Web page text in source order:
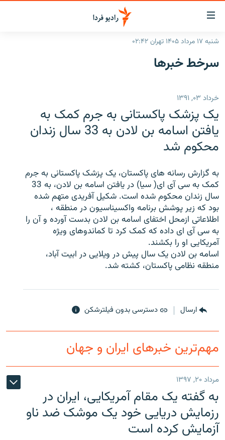
لینک‌های
قابلیت
دسترسی
بازگشت
اصلی
رفتن
صفحه
جستجو
ایران
رادیو
انتخاب کنید و بشنوید
برنامه‌های رادیویی
پادکست
چندرسانه‌ای
گزارش‌های ویدئویی
English
به ما بپیوندید
شنبه ۱۷ مرداد ۱۴۰۵ تهران ۰۲:۴۲
سرخط‌ خبرها
خرداد ۰۳, ۱۳۹۱
یک پزشک پاکستانی به جرم کمک به
یافتن اسامه بن لادن به 33 سال زندان
محکوم شد
به گزارش رسانه های پاکستان، یک پزشک پاکستانی به جرم
کمک به سی آی ای( سیا) در یافتن اسامه بن لادن، به 33
سال زندان محکوم شده است. شکیل آفریدی متهم شده
بود که زیر پوشش برنامه واکسیناسیون در منطقه ،
اطلاعاتی ازمحل اختفای اسامه بن لادن بدست آورده و آن را
به سی آی ای داده که کمک کرد تا کماندوهای ویژه
آمریکایی او را بکشند.
اسامه بن لادن یک سال پیش در ویلایی در ابیت آباد،
منطقه نظامی پاکستان، کشته شد.
ارسال دسترسی بدون فیلترشکن
مهم‌ترین خبرهای ایران و جهان
مرداد ۲۰, ۱۳۹۷
به گفته یک مقام آمریکایی، ایران در
رزمایش دریایی خود یک موشک ضد ناو
آزمایش کرده است